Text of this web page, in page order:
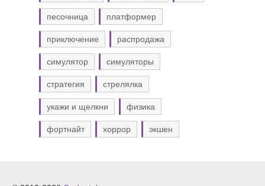
песочница платформер
приключение распродажа
симулятор симуляторы
стратегия стрелялка
укажи и щелкни физика
фортнайт хоррор экшен